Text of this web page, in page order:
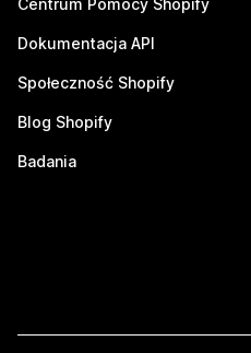
Centrum Pomocy Shopify
Dokumentacja API
Społeczność Shopify
Blog Shopify
Badania